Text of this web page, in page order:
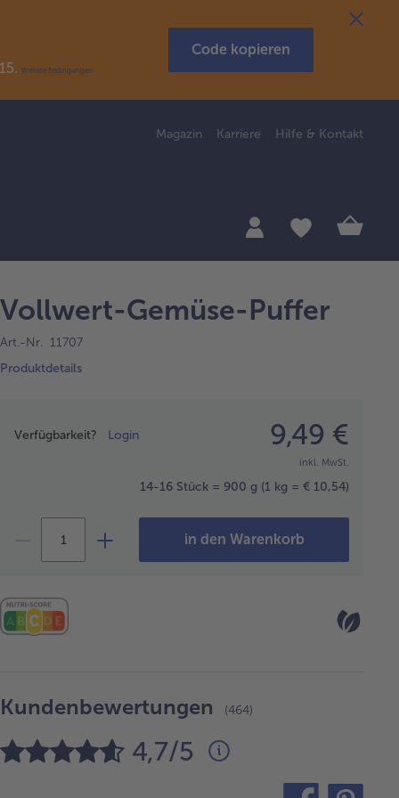
Weitere Bedingungen
Code kopieren
Magazin Karriere Hilfe & Kontakt
Vollwert-Gemüse-Puffer
Art.-Nr. 11707
Produktdetails
Verfügbarkeit? Login 9,49 €
inkl. MwSt.
14-16 Stück = 900 g (1 kg = € 10,54)
in den Warenkorb
Kundenbewertungen (464)
4,7/5
teilen